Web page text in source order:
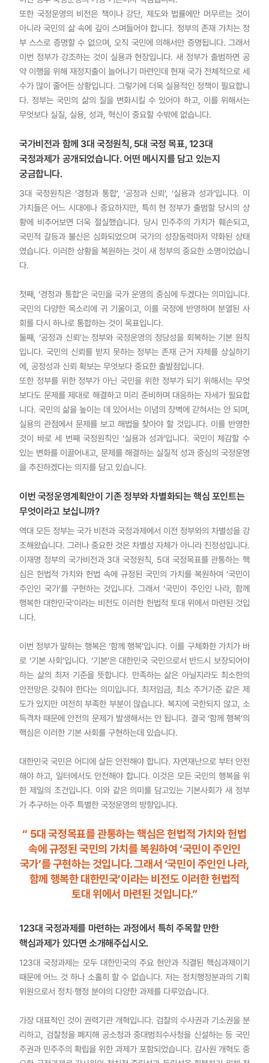
또한 국정운영의 비전은 책이나 강단, 제도와 법률에만 머무르는 것이
아니라 국민의 삶 속에 깊이 스며들어야 합니다. 정부의 존재 가치는 정
부 스스로 증명할 수 없으며, 오직 국민에 의해서만 증명됩니다. 그래서
이번 정부가 강조하는 것이 실용과 현장입니다. 새 정부가 출범하면 공
약 이행을 위해 재정지출이 늘어나기 마련인데 현재 국가 전체적으로 세
수가 많이 줄어든 상황입니다. 그렇기에 더욱 실용적인 정책이 필요합니
다. 정부는 국민의 삶의 질을 변화시킬 수 있어야 하고, 이를 위해서는
무엇보다 실질, 실용, 성과, 혁신이 중요할 수밖에 없습니다.
국가비전과 함께 3대 국정원칙, 5대 국정 목표, 123대
국정과제가 공개되었습니다. 어떤 메시지를 담고 있는지
궁금합니다.
3대 국정원칙은 ‘경청과 통합’, ‘공정과 신뢰’, ‘실용과 성과’입니다. 이
가치들은 어느 시대에나 중요하지만, 특히 현 정부가 출범할 당시의 상
황에 비추어보면 더욱 절실했습니다. 당시 민주주의 가치가 훼손되고,
국민적 갈등과 불신은 심화되었으며 국가의 성장동력마저 약화된 상태
였습니다. 이러한 상황을 복원하는 것이 새 정부의 중요한 소명이었습니
다.
첫째, ‘경청과 통합’은 국민을 국가 운영의 중심에 두겠다는 의미입니다.
국민의 다양한 목소리에 귀 기울이고, 이를 국정에 반영하며 분열된 사
회를 다시 하나로 통합하는 것이 목표입니다.
둘째, ‘공정과 신뢰’는 정부와 국정운영의 정당성을 회복하는 기본 원칙
입니다. 국민의 신뢰를 받지 못하는 정부는 존재 근거 자체를 상실하기
에, 공정성과 신뢰 확보는 무엇보다 중요한 출발점입니다.
또한 정부를 위한 정부가 아닌 국민을 위한 정부가 되기 위해서는 무엇
보다도 문제를 제대로 해결하고 미리 준비하며 대응하는 자세가 필요합
니다. 국민의 삶을 높이는 데 있어서는 이념의 장벽에 갇혀서는 안 되며,
실용의 관점에서 문제를 보고 해법을 찾아야 할 것입니다. 이를 반영한
것이 바로 세 번째 국정원칙인 ‘실용과 성과’입니다. 국민이 체감할 수
있는 변화를 이끌어내고, 문제를 해결하는 실질적 성과 중심의 국정운영
을 추진하겠다는 의지를 담고 있습니다.
이번 국정운영계획안이 기존 정부와 차별화되는 핵심 포인트는
무엇이라고 보십니까?
역대 모든 정부는 국가 비전과 국정과제에서 이전 정부와의 차별성을 강
조해왔습니다. 그러나 중요한 것은 차별성 자체가 아니라 진정성입니다.
이재명 정부의 국가비전과 3대 국정원칙, 5대 국정목표를 관통하는 핵
심은 헌법적 가치와 헌법 속에 규정된 국민의 가치를 복원하여 ‘국민이
주인인 국가’를 구현하는 것입니다. 그래서 ‘국민이 주인인 나라, 함께
행복한 대한민국’이라는 비전도 이러한 헌법적 토대 위에서 마련된 것입
니다.
이번 정부가 말하는 행복은 ‘함께 행복’입니다. 이를 구체화한 가치가 바
로 ‘기본 사회’입니다. ‘기본’은 대한민국 국민으로서 반드시 보장되어야
하는 삶의 최저 기준을 뜻합니다. 만족하는 삶은 아닐지라도 최소한의
안전망은 갖춰야 한다는 의미입니다. 최저임금, 최소 주거기준 같은 제
도가 있지만 여전히 부족한 부분이 많습니다. 복지에 국한되지 않고, 소
득격차 때문에 안전의 문제가 발생해서는 안 됩니다. 결국 ‘함께 행복’의
핵심은 이러한 기본 사회를 구현하는데 있습니다.
대한민국 국민은 어디에 살든 안전해야 합니다. 자연재난으로 부터 안전
해야 하고, 일터에서도 안전해야 합니다. 이것은 모든 국민의 행복을 위
한 제일의 조건입니다. 이와 같은 의미를 담고있는 기본사회가 새 정부
가 추구하는 아주 특별한 국정운영의 방향입니다.
“ 5대 국정목표를 관통하는 핵심은 헌법적 가치와 헌법
속에 규정된 국민의 가치를 복원하여 ‘국민이 주인인
국가’를 구현하는 것입니다. 그래서 ‘국민이 주인인 나라,
함께 행복한 대한민국’이라는 비전도 이러한 헌법적
토대 위에서 마련된 것입니다.”
123대 국정과제를 마련하는 과정에서 특히 주목할 만한
핵심과제가 있다면 소개해주십시오.
123대 국정과제는 모두 대한민국의 주요 현안과 직결된 핵심과제이기
때문에 어느 것 하나 소홀히 할 수 없습니다. 저는 정치행정분과의 기획
위원으로서 정치·행정 분야의 다양한 과제를 다루었습니다.
가장 대표적인 것이 권력기관 개혁입니다. 검찰의 수사권과 기소권을 분
리하고, 검찰청을 폐지해 공소청과 중대범죄수사청을 신설하는 등 국민
주권과 민주주의 확립을 위한 과제가 포함되었습니다. 감사원 개혁도 중